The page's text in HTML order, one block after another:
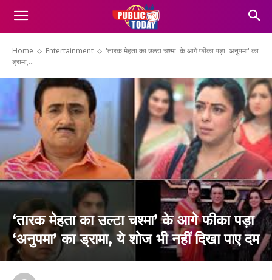
Home Entertainment
'तारक मेहता का उल्टा चश्मा' के आगे फीका पड़ा 'अनुपमा' का
ड्रामा,...
‘तारक मेहता का उल्टा चश्मा’ के आगे फीका पड़ा
‘अनुपमा’ का ड्रामा, ये शोज भी नहीं दिखा पाए दम